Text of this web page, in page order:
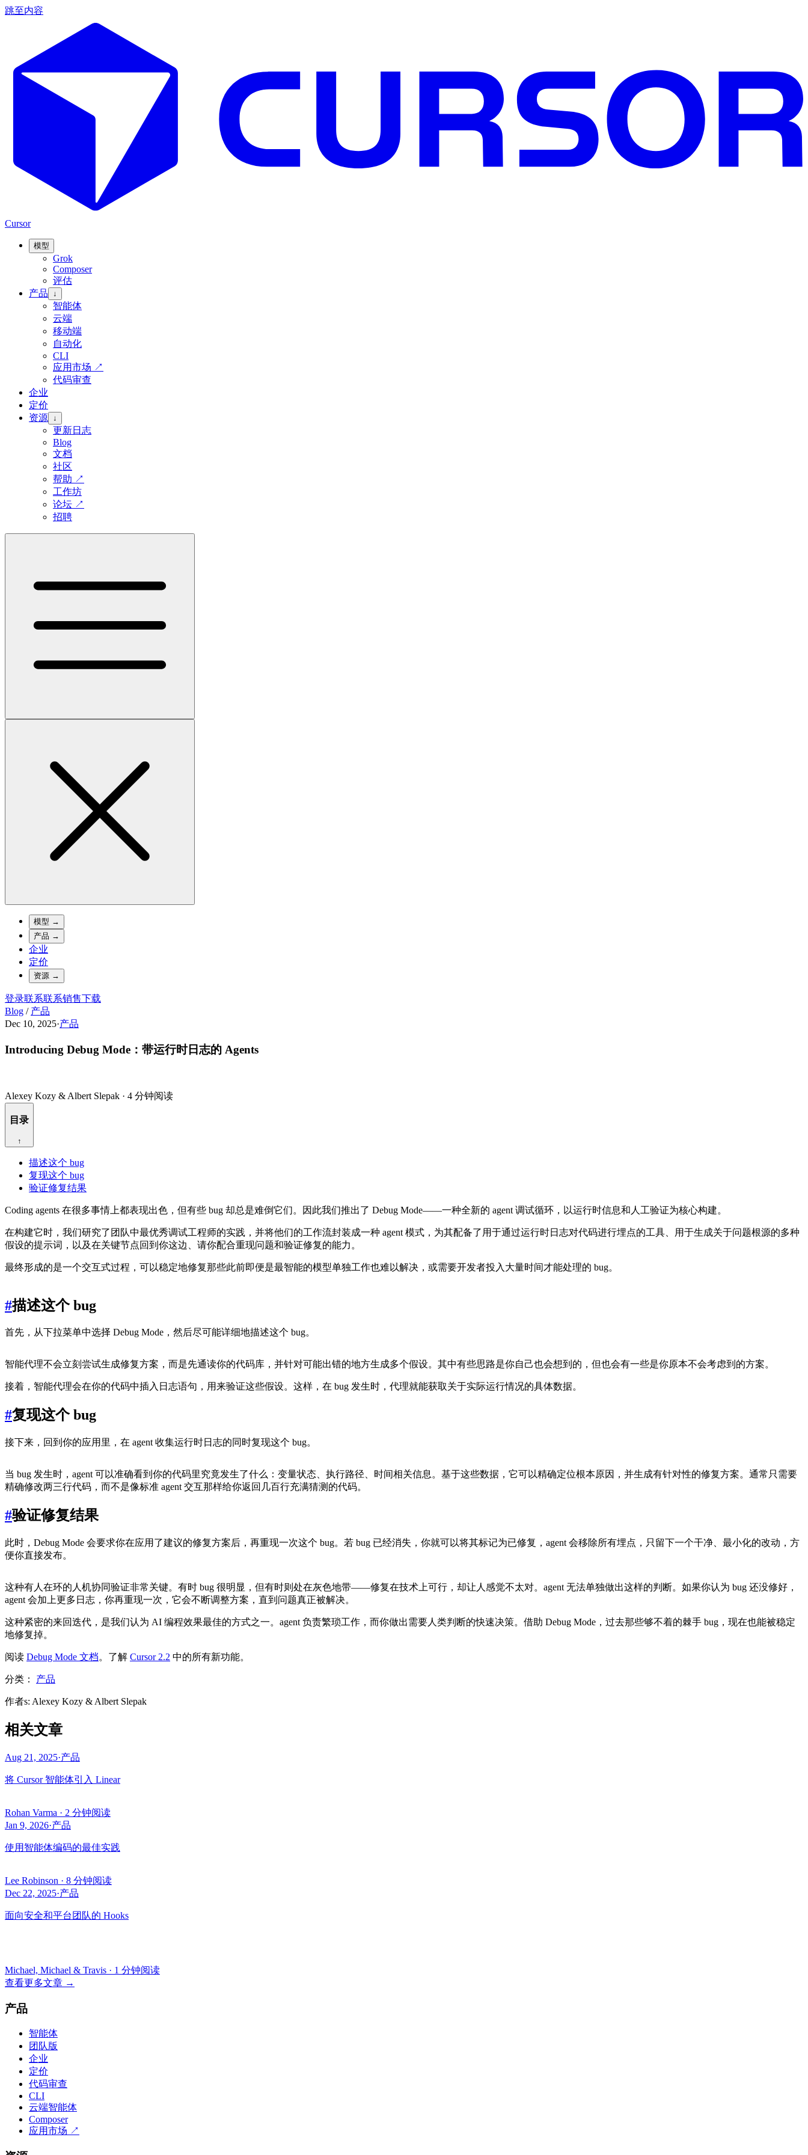
跳至内容
Cursor
模型
Grok
Composer
评估
产品
↓
智能体
云端
移动端
自动化
CLI
应用市场 ↗
代码审查
企业
定价
资源 ↓
更新日志
Blog
文档
社区
帮助 ↗
工作坊
论坛 ↗
招聘
模型 →
产品 →
企业
定价
资源 →
登录联系联系销售下载
Blog / 产品
Dec 10, 2025·产品
Introducing Debug Mode：带运行时日志的 Agents
Alexey Kozy & Albert Slepak · 4 分钟阅读
目录
↑
描述这个 bug
复现这个 bug
验证修复结果
Coding agents 在很多事情上都表现出色，但有些 bug 却总是难倒它们。因此我们推出了 Debug Mode——一种全新的 agent 调试循环，以运行时信息和人工验证为核心构建。
在构建它时，我们研究了团队中最优秀调试工程师的实践，并将他们的工作流封装成一种 agent 模式，为其配备了用于通过运行时日志对代码进行埋点的工具、用于生成关于问题根源的多种
假设的提示词，以及在关键节点回到你这边、请你配合重现问题和验证修复的能力。
最终形成的是一个交互式过程，可以稳定地修复那些此前即便是最智能的模型单独工作也难以解决，或需要开发者投入大量时间才能处理的 bug。
#描述这个 bug
首先，从下拉菜单中选择 Debug Mode，然后尽可能详细地描述这个 bug。
智能代理不会立刻尝试生成修复方案，而是先通读你的代码库，并针对可能出错的地方生成多个假设。其中有些思路是你自己也会想到的，但也会有一些是你原本不会考虑到的方案。
接着，智能代理会在你的代码中插入日志语句，用来验证这些假设。这样，在 bug 发生时，代理就能获取关于实际运行情况的具体数据。
#复现这个 bug
接下来，回到你的应用里，在 agent 收集运行时日志的同时复现这个 bug。
当 bug 发生时，agent 可以准确看到你的代码里究竟发生了什么：变量状态、执行路径、时间相关信息。基于这些数据，它可以精确定位根本原因，并生成有针对性的修复方案。通常只需要
精确修改两三行代码，而不是像标准 agent 交互那样给你返回几百行充满猜测的代码。
#验证修复结果
此时，Debug Mode 会要求你在应用了建议的修复方案后，再重现一次这个 bug。若 bug 已经消失，你就可以将其标记为已修复，agent 会移除所有埋点，只留下一个干净、最小化的改动，方
便你直接发布。
这种有人在环的人机协同验证非常关键。有时 bug 很明显，但有时则处在灰色地带——修复在技术上可行，却让人感觉不太对。agent 无法单独做出这样的判断。如果你认为 bug 还没修好，
agent 会加上更多日志，你再重现一次，它会不断调整方案，直到问题真正被解决。
这种紧密的来回迭代，是我们认为 AI 编程效果最佳的方式之一。agent 负责繁琐工作，而你做出需要人类判断的快速决策。借助 Debug Mode，过去那些够不着的棘手 bug，现在也能被稳定
地修复掉。
阅读 Debug Mode 文档。了解 Cursor 2.2 中的所有新功能。
分类： 产品
作者s: Alexey Kozy & Albert Slepak
相关文章
Aug 21, 2025·产品
将 Cursor 智能体引入 Linear
Rohan Varma · 2 分钟阅读
Jan 9, 2026·产品
使用智能体编码的最佳实践
Lee Robinson · 8 分钟阅读
Dec 22, 2025·产品
面向安全和平台团队的 Hooks
Michael, Michael & Travis · 1 分钟阅读
查看更多文章 →
产品
智能体
团队版
企业
定价
代码审查
CLI
云端智能体
Composer
应用市场 ↗